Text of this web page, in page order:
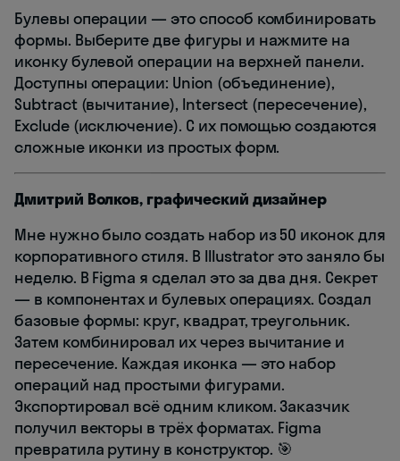
Булевы операции — это способ комбинировать
формы. Выберите две фигуры и нажмите на
иконку булевой операции на верхней панели.
Доступны операции: Union (объединение),
Subtract (вычитание), Intersect (пересечение),
Exclude (исключение). С их помощью создаются
сложные иконки из простых форм.
Дмитрий Волков, графический дизайнер
Мне нужно было создать набор из 50 иконок для
корпоративного стиля. В Illustrator это заняло бы
неделю. В Figma я сделал это за два дня. Секрет
— в компонентах и булевых операциях. Создал
базовые формы: круг, квадрат, треугольник.
Затем комбинировал их через вычитание и
пересечение. Каждая иконка — это набор
операций над простыми фигурами.
Экспортировал всё одним кликом. Заказчик
получил векторы в трёх форматах. Figma
превратила рутину в конструктор. 🎯